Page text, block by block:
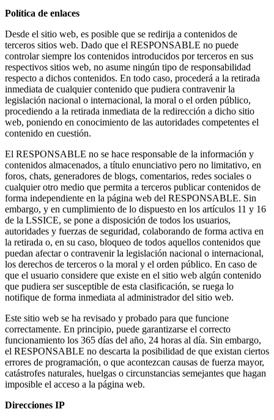
Política de enlaces
Desde el sitio web, es posible que se redirija a contenidos de
terceros sitios web. Dado que el RESPONSABLE no puede
controlar siempre los contenidos introducidos por terceros en sus
respectivos sitios web, no asume ningún tipo de responsabilidad
respecto a dichos contenidos. En todo caso, procederá a la retirada
inmediata de cualquier contenido que pudiera contravenir la
legislación nacional o internacional, la moral o el orden público,
procediendo a la retirada inmediata de la redirección a dicho sitio
web, poniendo en conocimiento de las autoridades competentes el
contenido en cuestión.
El RESPONSABLE no se hace responsable de la información y
contenidos almacenados, a título enunciativo pero no limitativo, en
foros, chats, generadores de blogs, comentarios, redes sociales o
cualquier otro medio que permita a terceros publicar contenidos de
forma independiente en la página web del RESPONSABLE. Sin
embargo, y en cumplimiento de lo dispuesto en los artículos 11 y 16
de la LSSICE, se pone a disposición de todos los usuarios,
autoridades y fuerzas de seguridad, colaborando de forma activa en
la retirada o, en su caso, bloqueo de todos aquellos contenidos que
puedan afectar o contravenir la legislación nacional o internacional,
los derechos de terceros o la moral y el orden público. En caso de
que el usuario considere que existe en el sitio web algún contenido
que pudiera ser susceptible de esta clasificación, se ruega lo
notifique de forma inmediata al administrador del sitio web.
Este sitio web se ha revisado y probado para que funcione
correctamente. En principio, puede garantizarse el correcto
funcionamiento los 365 días del año, 24 horas al día. Sin embargo,
el RESPONSABLE no descarta la posibilidad de que existan ciertos
errores de programación, o que acontezcan causas de fuerza mayor,
catástrofes naturales, huelgas o circunstancias semejantes que hagan
imposible el acceso a la página web.
Direcciones IP